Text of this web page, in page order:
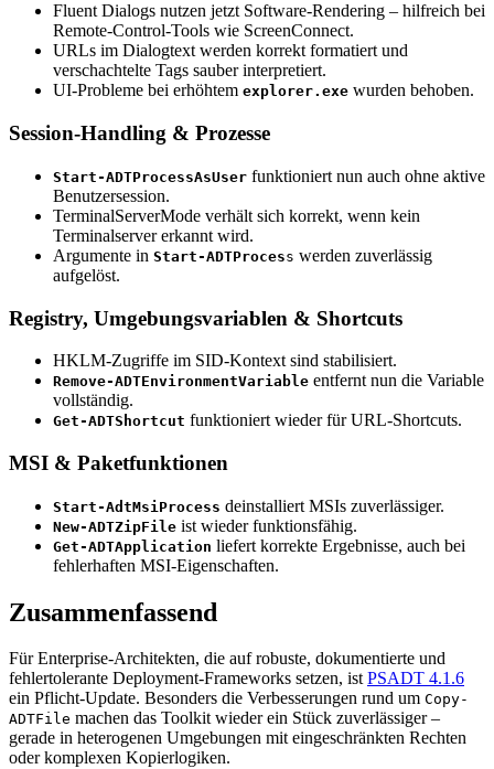
Fluent Dialogs nutzen jetzt Software-Rendering – hilfreich bei
Remote-Control-Tools wie ScreenConnect.
URLs im Dialogtext werden korrekt formatiert und
verschachtelte Tags sauber interpretiert.
UI-Probleme bei erhöhtem explorer.exe wurden behoben.
Session-Handling & Prozesse
Start-ADTProcessAsUser funktioniert nun auch ohne aktive
Benutzersession.
TerminalServerMode verhält sich korrekt, wenn kein
Terminalserver erkannt wird.
Argumente in Start-ADTProcess werden zuverlässig
aufgelöst.
Registry, Umgebungsvariablen & Shortcuts
HKLM-Zugriffe im SID-Kontext sind stabilisiert.
Remove-ADTEnvironmentVariable entfernt nun die Variable
vollständig.
Get-ADTShortcut funktioniert wieder für URL-Shortcuts.
MSI & Paketfunktionen
Start-AdtMsiProcess deinstalliert MSIs zuverlässiger.
New-ADTZipFile ist wieder funktionsfähig.
Get-ADTApplication liefert korrekte Ergebnisse, auch bei
fehlerhaften MSI-Eigenschaften.
Zusammenfassend
Für Enterprise-Architekten, die auf robuste, dokumentierte und
fehlertolerante Deployment-Frameworks setzen, istPSADT 4.1.6
ein Pflicht-Update. Besonders die Verbesserungen rund um Copy-
ADTFile machen das Toolkit wieder ein Stück zuverlässiger –
gerade in heterogenen Umgebungen mit eingeschränkten Rechten
oder komplexen Kopierlogiken.